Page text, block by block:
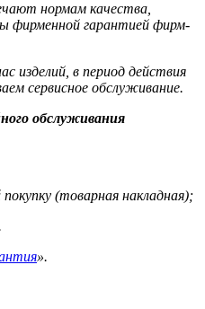
нормам качества,
фирменной гарантией фирм-
изделий, в период действия
сервисное обслуживание.
обслуживания
(товарная накладная);
».